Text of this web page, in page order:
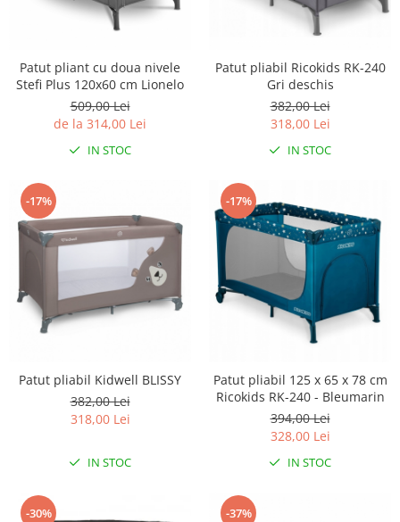
Patut pliant cu doua nivele
Stefi Plus 120x60 cm Lionelo
509,00 Lei
de la 314,00 Lei
IN STOC
Patut pliabil Ricokids RK-240
Gri deschis
382,00 Lei
318,00 Lei
IN STOC
-17%
Patut pliabil Kidwell BLISSY
382,00 Lei
318,00 Lei
IN STOC
-17%
Patut pliabil 125 x 65 x 78 cm
Ricokids RK-240 - Bleumarin
394,00 Lei
328,00 Lei
IN STOC
-30% -37%